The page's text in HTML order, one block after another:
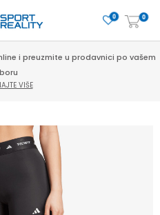
0
0
i preuzmite u prodavnici po vašem
VIŠE